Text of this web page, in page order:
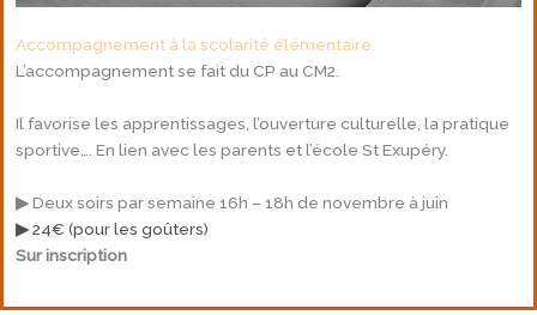
Accompagnement à lascolarité élémentaire.
L’accompagnement se fait du CP au CM2.
Il favorise les apprentissages, l’ouverture culturelle, la pratique
sportive…. En lien avec les parents et l’école St Exupéry.
▶Deux soirs par semaine 16h – 18h de novembre à juin
▶24€ (pour les goûters)
Sur inscription